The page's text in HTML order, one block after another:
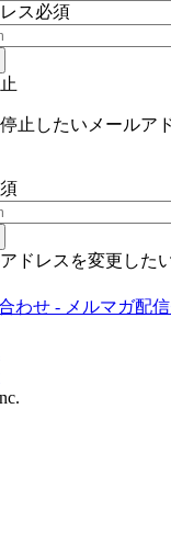
ス必須
止したいメールア
ドレスを変更した
わせ - メルマガ配